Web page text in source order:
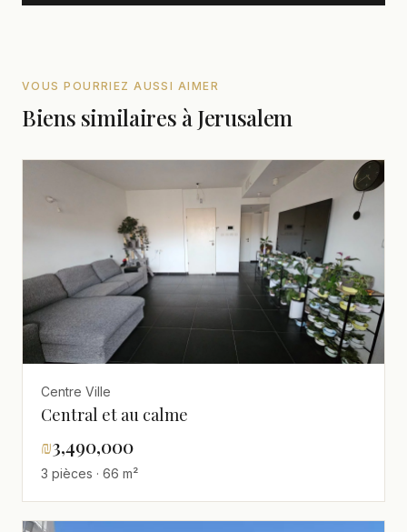
VOUS POURRIEZ AUSSI AIMER
Biens similaires à Jerusalem
Centre Ville
Central et au calme
₪3,490,000
3 pièces · 66 m²